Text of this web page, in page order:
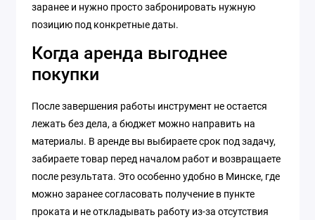
заранее и нужно просто забронировать нужную
позицию под конкретные даты.
Когда аренда выгоднее
покупки
После завершения работы инструмент не остается
лежать без дела, а бюджет можно направить на
материалы. В аренде вы выбираете срок под задачу,
забираете товар перед началом работ и возвращаете
после результата. Это особенно удобно в Минске, где
можно заранее согласовать получение в пункте
проката и не откладывать работу из-за отсутствия